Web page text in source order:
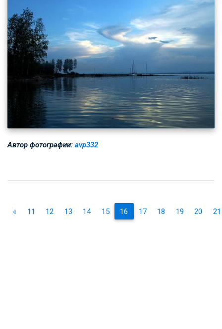
Автор фотографии: avp332
« 11 12 13 14 15 16 17 18 19 20 21